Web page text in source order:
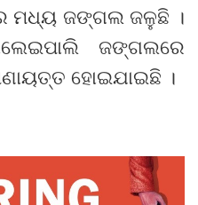
ମଧ୍ୟ ଜଙ୍ଗଲ ଜଳୁଛି ।
ଜଙ୍ଗଲରେ
ହୋଇଯାଇଛି ।